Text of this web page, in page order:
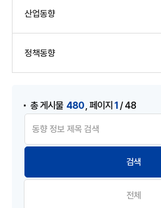
산업동향
정책동향
총 게시물 480 ,페이지1/ 48
전체